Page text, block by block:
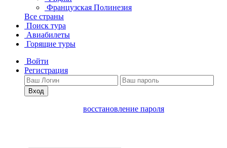
Французская Полинезия
Все страны
Поиск тура
Авиабилеты
Горящие туры
Войти
Регистрация
Вход
восстановление пароля